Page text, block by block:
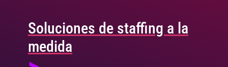
Soluciones de staffing a la
medida